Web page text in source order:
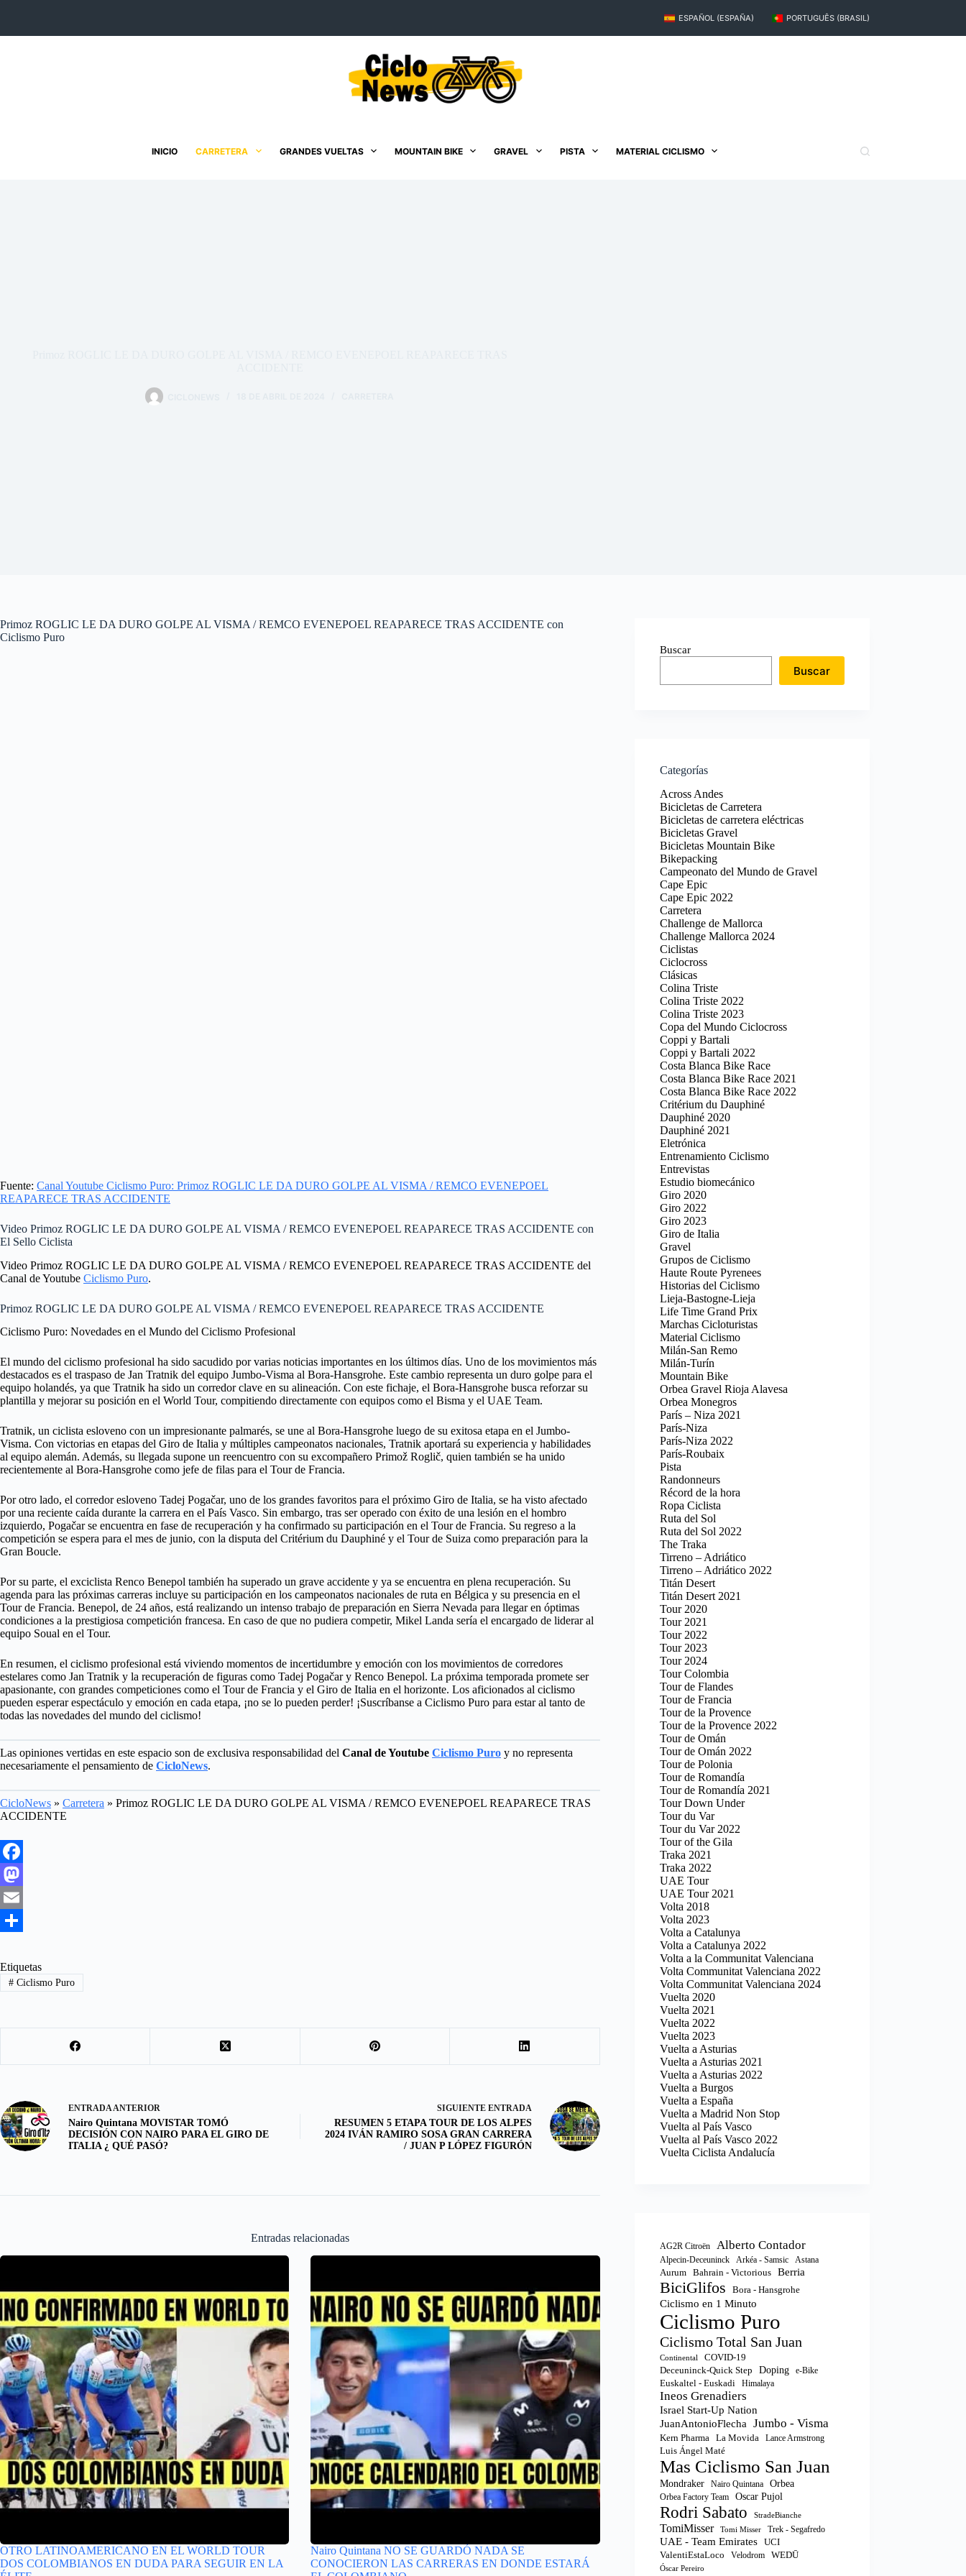
ESPAÑOL (ESPAÑA) PORTUGUÊS (BRASIL)
INICIO CARRETERA GRANDES VUELTAS MOUNTAIN BIKE GRAVEL PISTA MATERIAL CICLISMO
Primoz ROGLIC LE DA DURO GOLPE AL VISMA / REMCO EVENEPOEL REAPARECE TRAS ACCIDENTE con
Ciclismo Puro
Fuente: Canal Youtube Ciclismo Puro: Primoz ROGLIC LE DA DURO GOLPE AL VISMA / REMCO EVENEPOEL
REAPARECE TRAS ACCIDENTE
Video Primoz ROGLIC LE DA DURO GOLPE AL VISMA / REMCO EVENEPOEL REAPARECE TRAS ACCIDENTE con
El Sello Ciclista
Video Primoz ROGLIC LE DA DURO GOLPE AL VISMA / REMCO EVENEPOEL REAPARECE TRAS ACCIDENTE del
Canal de Youtube Ciclismo Puro.
Primoz ROGLIC LE DA DURO GOLPE AL VISMA / REMCO EVENEPOEL REAPARECE TRAS ACCIDENTE
Ciclismo Puro: Novedades en el Mundo del Ciclismo Profesional
El mundo del ciclismo profesional ha sido sacudido por varias noticias importantes en los últimos días. Uno de los movimientos más
destacados es el traspaso de Jan Tratnik del equipo Jumbo-Visma al Bora-Hansgrohe. Este cambio representa un duro golpe para el
equipo holandés, ya que Tratnik ha sido un corredor clave en su alineación. Con este fichaje, el Bora-Hansgrohe busca reforzar su
plantilla y mejorar su posición en el World Tour, compitiendo directamente con equipos como el Bisma y el UAE Team.
Tratnik, un ciclista esloveno con un impresionante palmarés, se une al Bora-Hansgrohe luego de su exitosa etapa en el Jumbo-
Visma. Con victorias en etapas del Giro de Italia y múltiples campeonatos nacionales, Tratnik aportará su experiencia y habilidades
al equipo alemán. Además, su llegada supone un reencuentro con su excompañero Primož Roglič, quien también se ha unido
recientemente al Bora-Hansgrohe como jefe de filas para el Tour de Francia.
Por otro lado, el corredor esloveno Tadej Pogačar, uno de los grandes favoritos para el próximo Giro de Italia, se ha visto afectado
por una reciente caída durante la carrera en el País Vasco. Sin embargo, tras ser operado con éxito de una lesión en el hombro
izquierdo, Pogačar se encuentra en fase de recuperación y ha confirmado su participación en el Tour de Francia. Su regreso a la
competición se espera para el mes de junio, con la disputa del Critérium du Dauphiné y el Tour de Suiza como preparación para la
Gran Boucle.
Por su parte, el exciclista Renco Benepol también ha superado un grave accidente y ya se encuentra en plena recuperación. Su
agenda para las próximas carreras incluye su participación en los campeonatos nacionales de ruta en Bélgica y su presencia en el
Tour de Francia. Benepol, de 24 años, está realizando un intenso trabajo de preparación en Sierra Nevada para llegar en óptimas
condiciones a la prestigiosa competición francesa. En caso de que no pudiera competir, Mikel Landa sería el encargado de liderar al
equipo Soual en el Tour.
En resumen, el ciclismo profesional está viviendo momentos de incertidumbre y emoción con los movimientos de corredores
estelares como Jan Tratnik y la recuperación de figuras como Tadej Pogačar y Renco Benepol. La próxima temporada promete ser
apasionante, con grandes competiciones como el Tour de Francia y el Giro de Italia en el horizonte. Los aficionados al ciclismo
pueden esperar espectáculo y emoción en cada etapa, ¡no se lo pueden perder! ¡Suscríbanse a Ciclismo Puro para estar al tanto de
todas las novedades del mundo del ciclismo!
Las opiniones vertidas en este espacio son de exclusiva responsabilidad del Canal de Youtube Ciclismo Puro y no representa
necesariamente el pensamiento de CicloNews.
CicloNews » Carretera » Primoz ROGLIC LE DA DURO GOLPE AL VISMA / REMCO EVENEPOEL REAPARECE TRAS
ACCIDENTE
F
a
b
o
M
t
o
E
a
i
h
a
Etiquetas
#Ciclismo Puro
ENTRADA ANTERIOR
Nairo Quintana MOVISTAR TOMÓ
DECISIÓN CON NAIRO PARA EL GIRO DE
ITALIA ¿ QUÉ PASÓ?
SIGUIENTE ENTRADA
RESUMEN 5 ETAPA TOUR DE LOS ALPES
2024 IVÁN RAMIRO SOSA GRAN CARRERA
/ JUAN P LÓPEZ FIGURÓN
Entradas relacionadas
OTRO LATINOAMERICANO EN EL WORLD TOUR
DOS COLOMBIANOS EN DUDA PARA SEGUIR EN LA
Nairo Quintana NO SE GUARDÓ NADA SE
CONOCIERON LAS CARRERAS EN DONDE ESTARÁ
Buscar
Buscar
Categorías
Across Andes
Bicicletas de Carretera
Bicicletas de carretera eléctricas
Bicicletas Gravel
Bicicletas Mountain Bike
Bikepacking
Campeonato del Mundo de Gravel
Cape Epic
Cape Epic 2022
Carretera
Challenge de Mallorca
Challenge Mallorca 2024
Ciclistas
Ciclocross
Clásicas
Colina Triste
Colina Triste 2022
Colina Triste 2023
Copa del Mundo Ciclocross
Coppi y Bartali
Coppi y Bartali 2022
Costa Blanca Bike Race
Costa Blanca Bike Race 2021
Costa Blanca Bike Race 2022
Critérium du Dauphiné
Dauphiné 2020
Dauphiné 2021
Eletrónica
Entrenamiento Ciclismo
Entrevistas
Estudio biomecánico
Giro 2020
Giro 2022
Giro 2023
Giro de Italia
Gravel
Grupos de Ciclismo
Haute Route Pyrenees
Historias del Ciclismo
Lieja-Bastogne-Lieja
Life Time Grand Prix
Marchas Cicloturistas
Material Ciclismo
Milán-San Remo
Milán-Turín
Mountain Bike
Orbea Gravel Rioja Alavesa
Orbea Monegros
París – Niza 2021
París-Niza
París-Niza 2022
París-Roubaix
Pista
Randonneurs
Récord de la hora
Ropa Ciclista
Ruta del Sol
Ruta del Sol 2022
The Traka
Tirreno – Adriático
Tirreno – Adriático 2022
Titán Desert
Titán Desert 2021
Tour 2020
Tour 2021
Tour 2022
Tour 2023
Tour 2024
Tour Colombia
Tour de Flandes
Tour de Francia
Tour de la Provence
Tour de la Provence 2022
Tour de Omán
Tour de Omán 2022
Tour de Polonia
Tour de Romandía
Tour de Romandía 2021
Tour Down Under
Tour du Var
Tour du Var 2022
Tour of the Gila
Traka 2021
Traka 2022
UAE Tour
UAE Tour 2021
Volta 2018
Volta 2023
Volta a Catalunya
Volta a Catalunya 2022
Volta a la Communitat Valenciana
Volta Communitat Valenciana 2022
Volta Communitat Valenciana 2024
Vuelta 2020
Vuelta 2021
Vuelta 2022
Vuelta 2023
Vuelta a Asturias
Vuelta a Asturias 2021
Vuelta a Asturias 2022
Vuelta a Burgos
Vuelta a España
Vuelta a Madrid Non Stop
Vuelta al País Vasco
Vuelta al País Vasco 2022
Vuelta Ciclista Andalucía
AG2R Citroën Alberto Contador
Alpecin-Deceuninck Arkéa - Samsic
Astana
Aurum
Bahrain - Victorious Berria
BiciGlifos Bora - Hansgrohe
Ciclismo en 1 Minuto
Ciclismo Puro
Ciclismo Total San Juan
Continental
COVID-19
Deceuninck-Quick Step
Doping e-Bike
Euskaltel - Euskadi Himalaya
Ineos Grenadiers
Israel Start-Up Nation
JuanAntonioFlecha Jumbo - Visma
Kern Pharma La Movida Lance Armstrong
Luis Ángel Maté
Mas Ciclismo San Juan
Mondraker Nairo Quintana Orbea
Orbea Factory Team Oscar Pujol
Rodri Sabato StradeBianche
TomiMisser Tomi Misser Trek - Segafredo
UAE - Team Emirates
UCI
ValentiEstaLoco
Velodrom WEDŪ
Óscar Pereiro